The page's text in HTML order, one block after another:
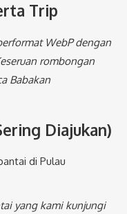
Trip
WebP dengan
rombongan
Babakan
Diajukan)
di Pulau
yang kami kunjungi